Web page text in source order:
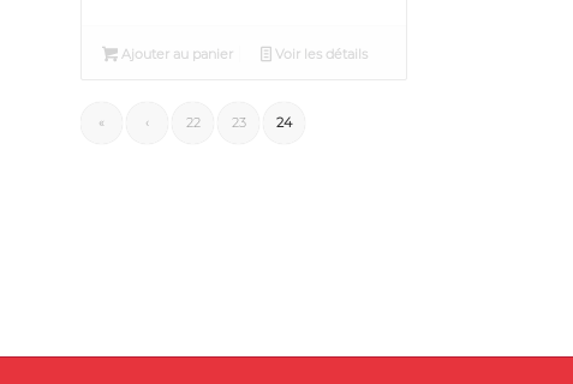
Ajouter au panier Voir les détails
« ‹ 22 23 24